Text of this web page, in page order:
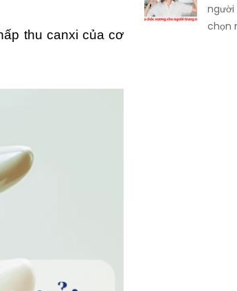
thu canxi của cơ
người
chọn